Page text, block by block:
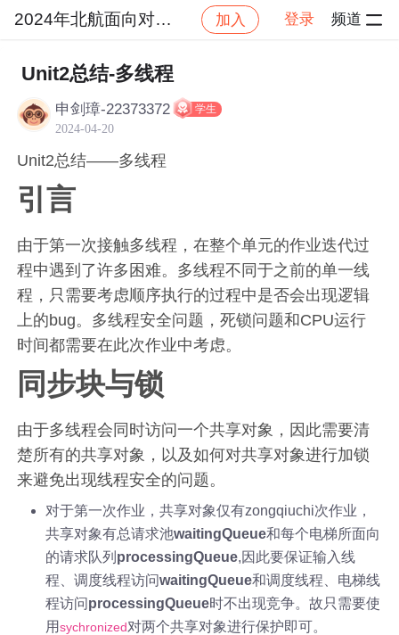
2024年北航面向对象设计与构造 加入 登录 频道
社区 2024年北航面向对象设计与构造
Unit2总结-多线程
申剑璋-22373372 学生
2024-04-20
Unit2总结——多线程
引言
由于第一次接触多线程，在整个单元的作业迭代过
程中遇到了许多困难。多线程不同于之前的单一线
程，只需要考虑顺序执行的过程中是否会出现逻辑
上的bug。多线程安全问题，死锁问题和CPU运行
时间都需要在此次作业中考虑。
同步块与锁
由于多线程会同时访问一个共享对象，因此需要清
楚所有的共享对象，以及如何对共享对象进行加锁
来避免出现线程安全的问题。
对于第一次作业，共享对象仅有zongqiuchi次作业，
共享对象有总请求池waitingQueue和每个电梯所面向
的请求队列 processingQueue,因此要保证输入线
程、调度线程访问waitingQueue和调度线程、电梯线
程访问processingQueue时不出现竞争。故只需要使
用sychronized对两个共享对象进行保护即可。